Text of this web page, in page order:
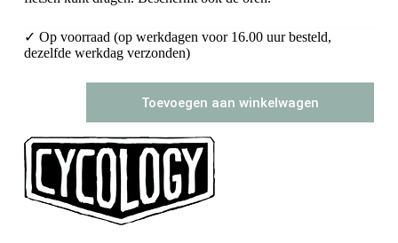
✓ Op voorraad (op werkdagen voor 16.00 uur besteld,
dezelfde werkdag verzonden)
Day
of
the
Living
(lime)
aantal
Toevoegen aan winkelwagen